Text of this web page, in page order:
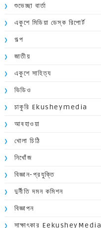
শুভেচ্ছা বার্তা
একুশে মিডিয়া ডেস্ক রিপোর্ট
গল্প
জাতীয়
একুশে সাহিত্য
ভিডিও
চাকুরি Ekusheymedia
আবহাওয়া
খোলা চিঠি
নিখোঁজ
বিজ্ঞান-প্রযুক্তি
দুর্নীতি দমন কমিশন
বিজ্ঞাপন
সাক্ষাৎকার EekusheyMedia